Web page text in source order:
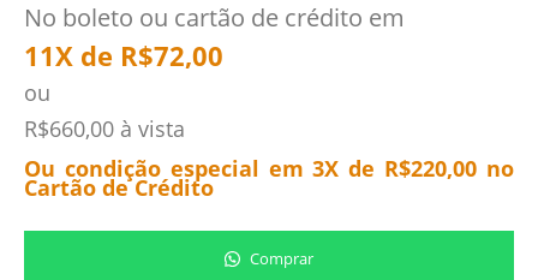
No boleto ou cartão de crédito em
11X de R$72,00
ou
R$660,00 à vista
Ou condição especial em 3X de R$220,00 no
Cartão de Crédito
Comprar